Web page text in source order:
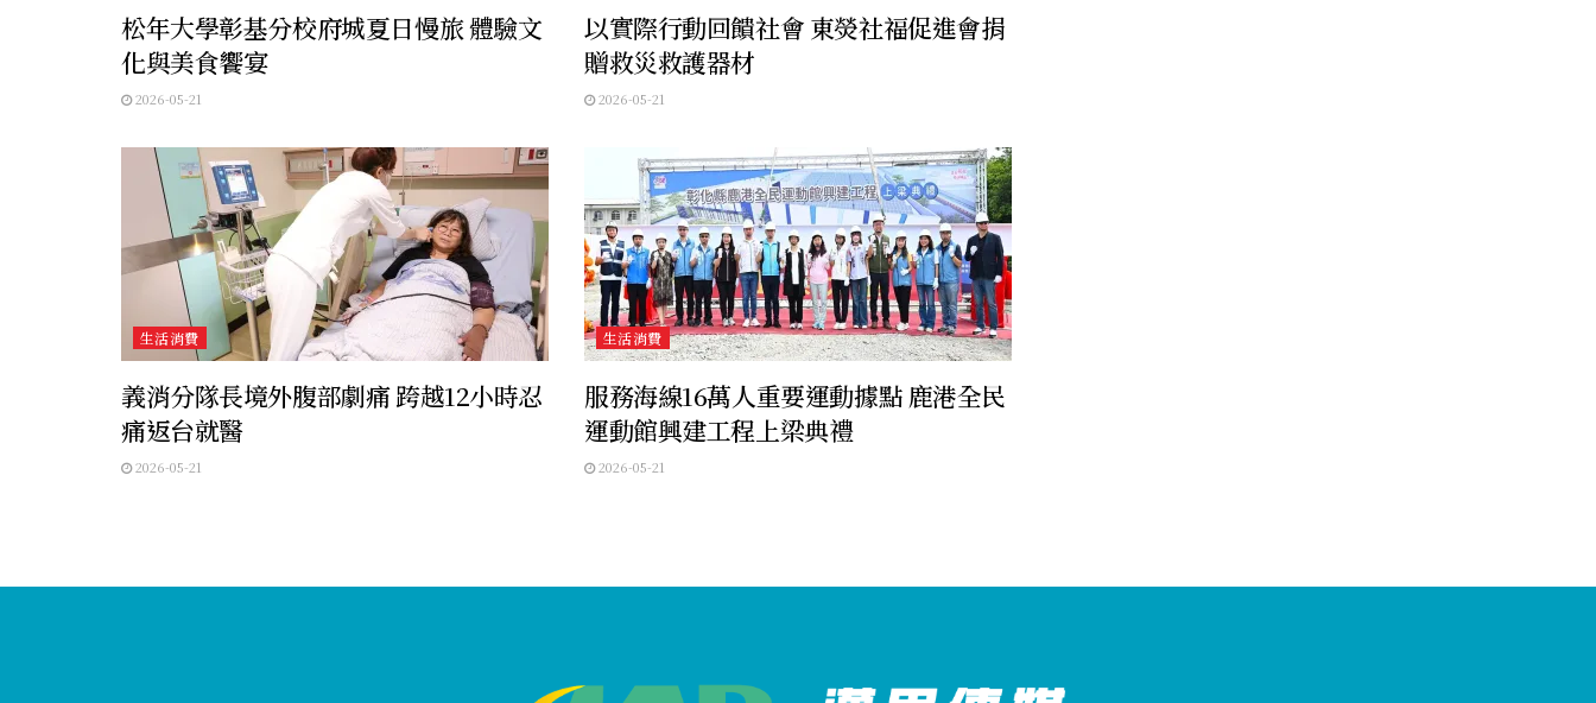
松年大學彰基分校府城夏日慢旅 體驗文
化與美食饗宴
2026-05-21
以實際行動回饋社會 東熒社福促進會捐
贈救災救護器材
2026-05-21
生活消費
義消分隊長境外腹部劇痛 跨越12小時忍
痛返台就醫
2026-05-21
生活消費
服務海線16萬人重要運動據點 鹿港全民
運動館興建工程上梁典禮
2026-05-21